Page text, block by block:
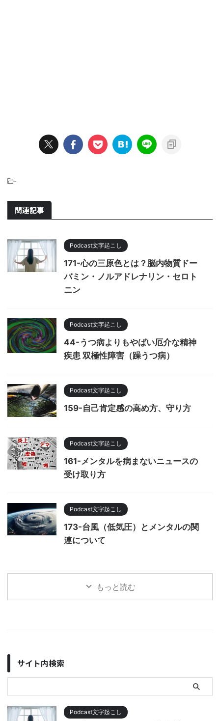
-
関連記事
Podcast文字起こし
171-心の三原色とは？脳内物質ドー
バミン・ノルアドレナリン・セロト
ニン
Podcast文字起こし
44-うつ病よりもやばい厄介な精神
疾患 双極性障害（躁うつ病）
Podcast文字起こし
159-自己肯定感の高め方、守り方
Podcast文字起こし
161-メンタルを病まないニュースの
受け取り方
Podcast文字起こし
173-台風（低気圧）とメンタルの関
連について
もっと読む
サイト内検索
Podcast文字起こし